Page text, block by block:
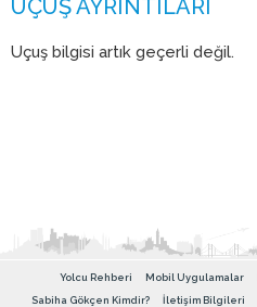
Uçuş bilgisi artık geçerli değil.
Yolcu Rehberi Mobil Uygulamalar
Sabiha Gökçen Kimdir?
İletişim Bilgileri